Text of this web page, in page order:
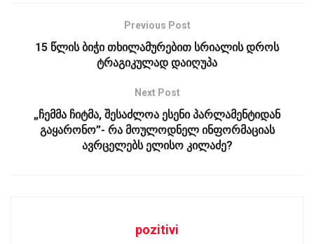
Previous Post
15 წლის ბიჭი თხილამურებით სრიალის დროს
ტრაგიკულად დაიღუპა
Next Post
„ჩემმა ჩიტმა, შესაძლოა ესენი პარლამენტიდან
გაყარონო”- რა მოულოდნელ ინფორმაციას
ავრცელებს ელისო კილაძე?
pozitivi